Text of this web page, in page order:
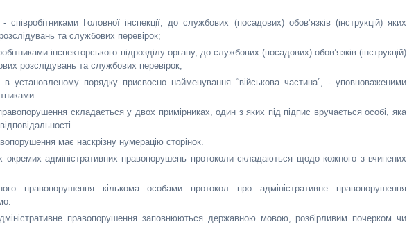
Головної інспекції, до службових (посадових) обов’язків (інструкцій) яких
та службових перевірок;
інспекторського підрозділу органу, до службових (посадових) обов’язків (інструкцій)
розслідувань та службових перевірок;
установленому порядку присвоєно найменування “військова частина”, - уповноваженими
складається у двох примірниках, один з яких під підпис вручається особі, яка
має наскрізну нумерацію сторінок.
окремих адміністративних правопорушень протоколи складаються щодо кожного з вчинених
правопорушення кількома особами протокол про адміністративне правопорушення
правопорушення заповнюються державною мовою, розбірливим почерком чи